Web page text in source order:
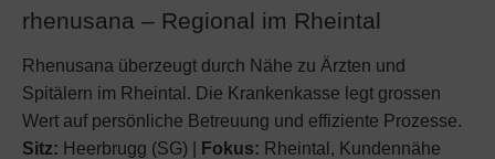
rhenusana – Regional im Rheintal
Rhenusana überzeugt durch Nähe zu Ärzten und
Spitälern im Rheintal. Die Krankenkasse legt grossen
Wert auf persönliche Betreuung und effiziente Prozesse.
Sitz: Heerbrugg (SG) | Fokus: Rheintal, Kundennähe